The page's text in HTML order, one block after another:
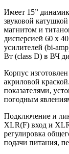
Имеет 15”
звуковой
магнитом и
дисперсией 60 х
усилителей (bi-
Вт (class D) в ВЧ
Корпус
акриловой
показателями,
погодным
Подключение и
XLR(F) вход и
регулировка
подачи питания,